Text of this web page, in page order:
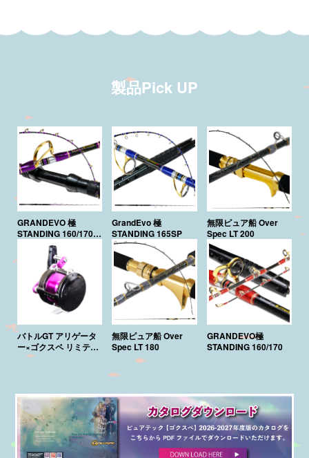
製品Pick UP
GRANDEVO 極
STANDING 160/170
Purple Edition
GrandEvo 極
STANDING 165SP
無限ピュア船 Over
Spec LT 200
バトルGT アリゲータ
ー×ゴクスペ リミテッ
無限ピュア船 Over
Spec LT 180
GRANDEVO極
STANDING 160/170